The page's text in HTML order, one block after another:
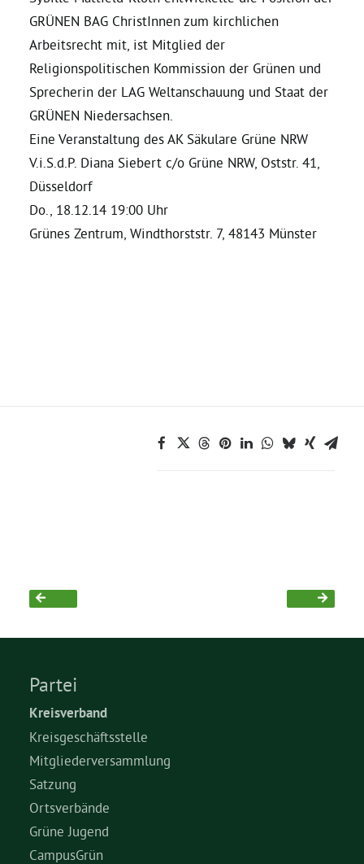
Grüne Jugend
CampusGrün
Aktuelles
Termine
GRÜNEN BAG ChristInnen zum kirchlichen
Arbeitsrecht mit, ist Mitglied der
Religionspolitischen Kommission der Grünen und
Sprecherin der LAG Weltanschauung und Staat der
GRÜNEN Niedersachsen.
Eine Veranstaltung des AK Säkulare Grüne NRW
V.i.S.d.P. Diana Siebert c/o Grüne NRW, Oststr. 41,
Düsseldorf
Do., 18.12.14 19:00 Uhr
Grünes Zentrum, Windthorststr. 7, 48143 Münster
Partei
Kreisverband
Kreisgeschäftsstelle
Mitgliederversammlung
Satzung
Ortsverbände
Grüne Jugend
CampusGrün